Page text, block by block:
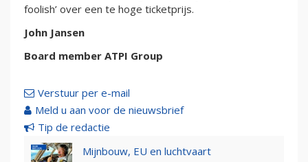
foolish’ over een te hoge ticketprijs.
John Jansen
Board member ATPI Group
Verstuur per e-mail
Meld u aan voor de nieuwsbrief
Tip de redactie
Mijnbouw, EU en luchtvaart